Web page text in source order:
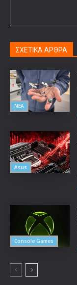
ΣΧΕΤΙΚΑ ΑΡΘΡΑ
ΝΕΑ
Asus
Console Games